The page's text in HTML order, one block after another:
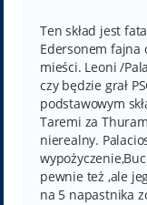
t
Ten skład jest
Edersonem fajna
mieści. Leoni /
czy będzie grał
podstawowym
Taremi za
nierealny.
pewnie też ,ale
na 5 napastnika